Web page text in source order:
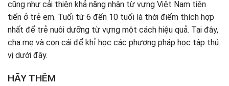
Tăng từ vựng Việt Nam lớp 5 bằng cách dạy con bạn so
sánh từ vựng biết
Tăng từ vựng Việt Nam cao mới thông qua một loạt các
câu chuyện và trò chơi với Vmonkey
cũng như cải thiện khả năng nhận từ vựng Việt Nam tiên
tiến ở trẻ em. Tuổi từ 6 đến 10 tuổi là thời điểm thích hợp
nhất để trẻ nuôi dưỡng từ vựng một cách hiệu quả. Tại đây,
cha mẹ và con cái để khỉ học các phương pháp học tập thú
vị dưới đây.
HÃY THÊM